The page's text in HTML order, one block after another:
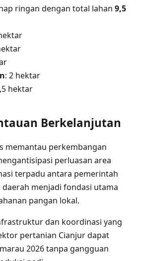
ringan dengan total lahan 9,5
: 2 hektar
hektar
Berkelanjutan
memantau perkembangan
perluasan area
terpadu antara pemerintah
menjadi fondasi utama
pangan lokal.
dan koordinasi yang
pertanian Cianjur dapat
2026 tanpa gangguan